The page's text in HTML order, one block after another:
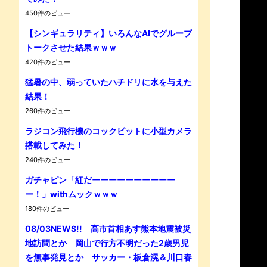
450件のビュー
【シンギュラリティ】いろんなAIでグループ
トークさせた結果ｗｗｗ
420件のビュー
猛暑の中、弱っていたハチドリに水を与えた
結果！
260件のビュー
ラジコン飛行機のコックピットに小型カメラ
搭載してみた！
240件のビュー
ガチャピン「紅だーーーーーーーーーー
ー！」withムックｗｗｗ
180件のビュー
08/03NEWS!! 高市首相あす熊本地震被災
地訪問とか 岡山で行方不明だった2歳男児
を無事発見とか サッカー・板倉滉＆川口春